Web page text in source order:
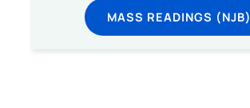
MASS READINGS (NJB)